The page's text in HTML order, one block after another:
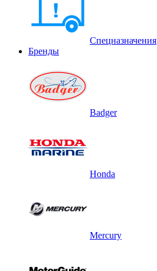
Спецназначения
Бренды
Badger
Honda
Mercury